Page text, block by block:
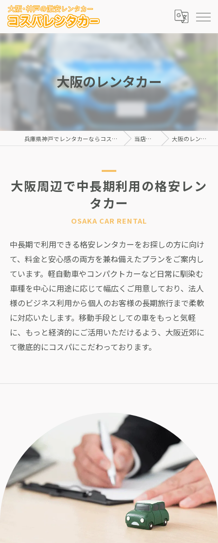
大阪のレンタカー
兵庫県神戸でレンタカーならコスパレンタカー 当店の特徴 大阪のレンタカー
大阪周辺で中長期利用の格安レン
タカー
OSAKA CAR RENTAL
中長期で利用できる格安レンタカーをお探しの方に向け
て、料金と安心感の両方を兼ね備えたプランをご案内し
ています。軽自動車やコンパクトカーなど日常に馴染む
車種を中心に用途に応じて幅広くご用意しており、法人
様のビジネス利用から個人のお客様の長期旅行まで柔軟
に対応いたします。移動手段としての車をもっと気軽
に、もっと経済的にご活用いただけるよう、大阪近郊に
て徹底的にコスパにこだわっております。